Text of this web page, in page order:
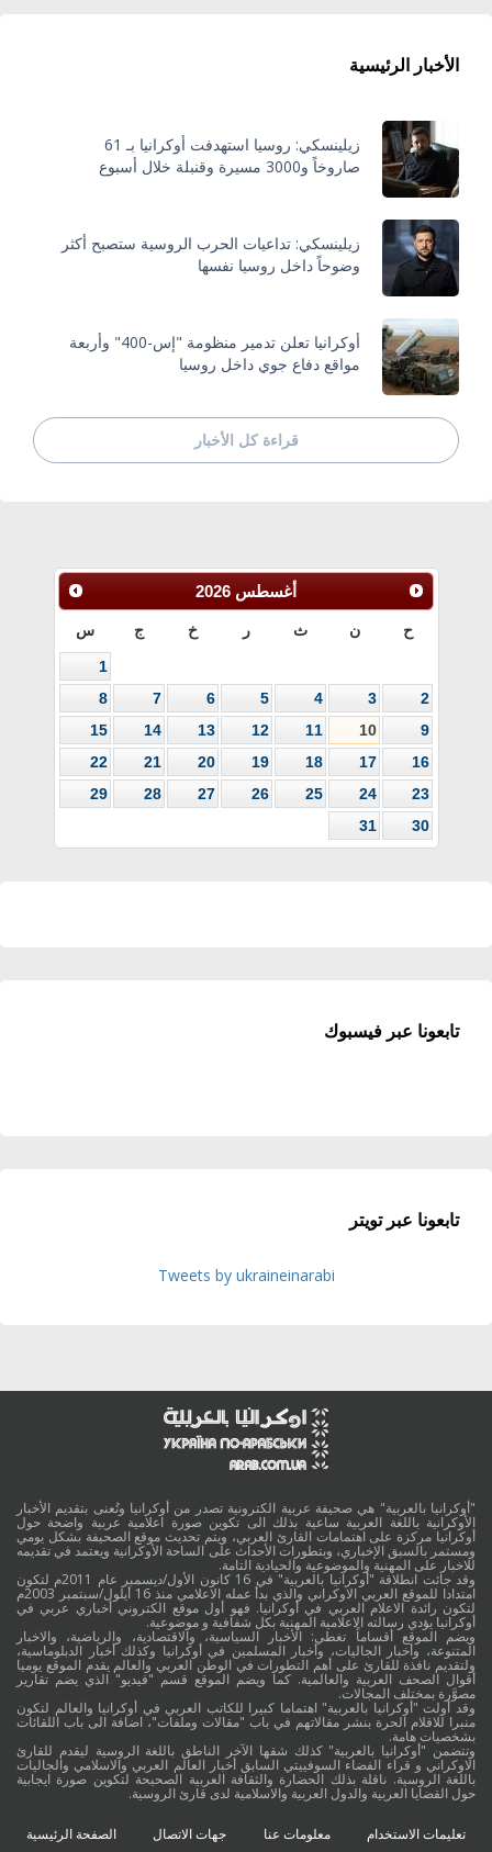
الأخبار الرئيسية
زيلينسكي: روسيا استهدفت أوكرانيا بـ 61
صاروخاً و3000 مسيرة وقنبلة خلال أسبوع
زيلينسكي: تداعيات الحرب الروسية ستصبح أكثر
وضوحاً داخل روسيا نفسها
أوكرانيا تعلن تدمير منظومة "إس-400" وأربعة
مواقع دفاع جوي داخل روسيا
قراءة كل الأخبار
أغسطس 2026
ح ن ث ر خ ج س
1
2
3
4
5
6
7
8
9
10
11
12
13
14
15
16
17
18
19
20
21
22
23
24
25
26
27
28
29
30
31
تابعونا عبر فيسبوك
تابعونا عبر تويتر
Tweets by ukraineinarabi
"أوكرانيا بالعربية" هي صحيفة عربية الكترونية تصدر من أوكرانيا وتُعنى بتقديم الأخبار
الأوكرانية باللغة العربية ساعية بذلك الى تكوين صورة اعلامية عربية واضحة حول
أوكرانيا مركزة على اهتمامات القارئ العربي، ويتم تحديث موقع الصحيفة بشكل يومي
ومستمر بالسبق الإخباري، وبتطورات الأحداث على الساحة الأوكرانية ويعتمد في تقديمه
للاخبار على المهنية والموضوعية والحيادية التامة.
وقد جائت انطلاقة "أوكرانيا بالعربية" في 16 كانون الأول/ديسمبر عام 2011م لتكون
امتدادا للموقع العربي الاوكراني والذي بدأ عمله الاعلامي منذ 16 أيلول/سبتمبر 2003م
لتكون رائدة الاعلام العربي في أوكرانيا. فهو أول موقع الكتروني أخباري عربي في
أوكرانيا يؤدي رسالته الاعلامية المهنية بكل شفافية و موضوعية.
ويضم الموقع أقساماً تغطي: الأخبار السياسية، والاقتصادية، والرياضية، والاخبار
المتنوعة، وأخبار الجاليات، وأخبار المسلمين في أوكرانيا وكذلك أخبار الدبلوماسية،
ولتقديم نافذة للقارئ على أهم التطورات في الوطن العربي والعالم يقدم الموقع يوميا
أقوال الصحف العربية والعالمية. كما ويضم الموقع قسم "فيديو" الذي يضم تقارير
مصوَّرة بمختلف المجالات.
وقد أولت "أوكرانيا بالعربية" اهتماما كبيرا للكاتب العربي في أوكرانيا والعالم لتكون
منبرا للاقلام الحرة بنشر مقالاتهم في باب "مقالات وملفات"، اضافة الى باب اللقائات
بشخصيات هامة.
وتتضمن "أوكرانيا بالعربية" كذلك شقها الآخر الناطق باللغة الروسية ليقدم للقارئ
الاوكراني و قراء الفضاء السوفييتي السابق أخبار العالم العربي والاسلامي والجاليات
باللغة الروسية. ناقلة بذلك الحضارة والثقافة العربية الصحيحة لتكوين صورة ايجابية
حول القضايا العربية والدول العربية والاسلامية لدى قارئ الروسية.
تعليمات الاستخدام معلومات عنا جهات الاتصال الصفحة الرئيسية